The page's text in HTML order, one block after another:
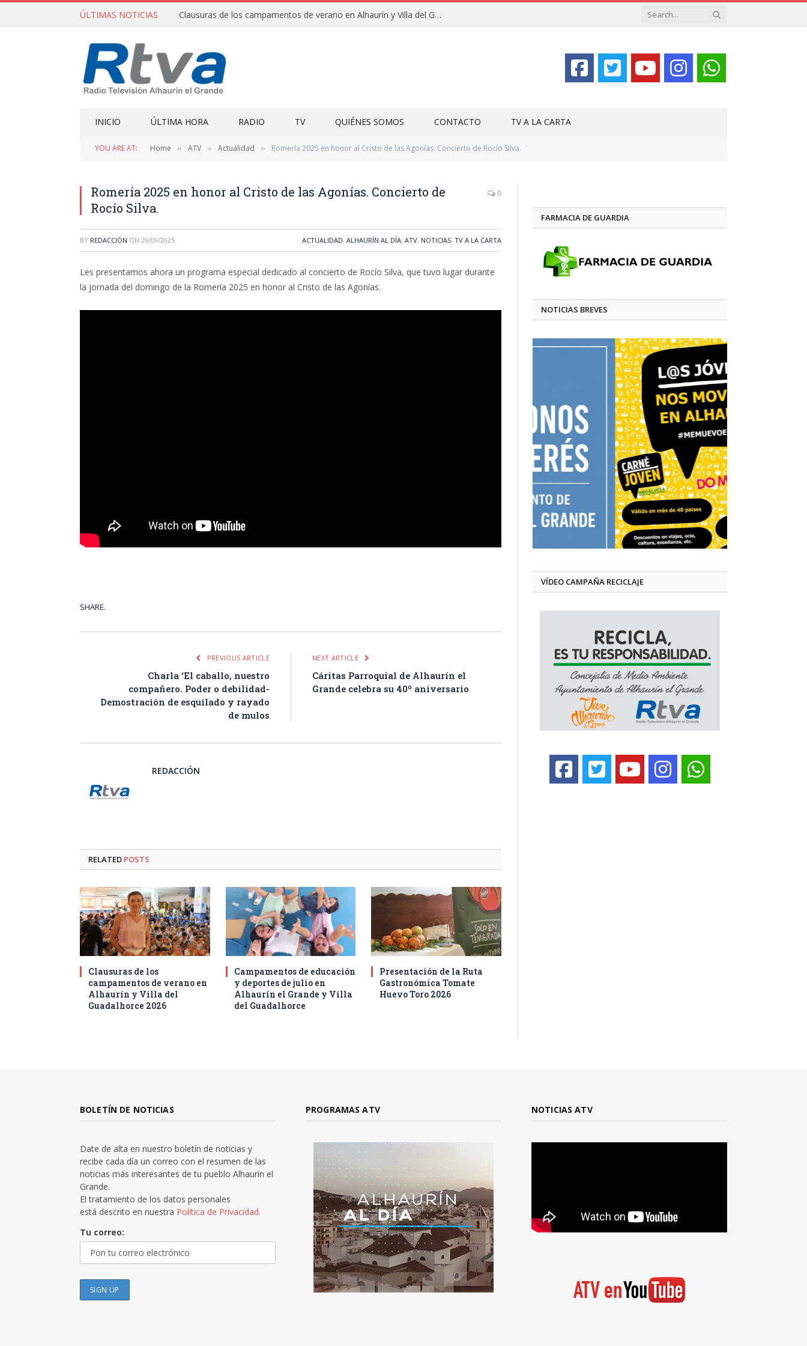
ÚLTIMAS NOTICIAS Clausuras de los campamentos de verano en Alhaurín y Villa del Guadalhorce 2026
INICIO ÚLTIMA HORA RADIO TV QUIÉNES SOMOS CONTACTO TV A LA CARTA
YOU ARE AT: Home » ATV » Actualidad » Romería 2025 en honor al Cristo de las Agonías. Concierto de Rocío Silva.
Romería 2025 en honor al Cristo de las Agonías. Concierto de
Rocío Silva.
0
BY REDACCIÓN ON 29/09/2025 ACTUALIDAD, ALHAURÍN AL DÍA, ATV, NOTICIAS, TV A LA CARTA
Les presentamos ahora un programa especial dedicado al concierto de Rocío Silva, que tuvo lugar durante
la jornada del domingo de la Romería 2025 en honor al Cristo de las Agonías.
SHARE.
PREVIOUS ARTICLE
Charla ‘El caballo, nuestro
compañero. Poder o debilidad-
Demostración de esquilado y rayado
de mulos
NEXT ARTICLE
Cáritas Parroquial de Alhaurín el
Grande celebra su 40º aniversario
REDACCIÓN
RELATED POSTS
Clausuras de los
campamentos de verano en
Alhaurín y Villa del
Guadalhorce 2026
Campamentos de educación
y deportes de julio en
Alhaurín el Grande y Villa
del Guadalhorce
Presentación de la Ruta
Gastronómica Tomate
Huevo Toro 2026
FARMACIA DE GUARDIA
NOTICIAS BREVES
VÍDEO CAMPAÑA RECICLAJE
BOLETÍN DE NOTICIAS
Date de alta en nuestro boletín de noticias y
recibe cada día un correo con el resumen de las
noticias más interesantes de tu pueblo Alhaurín el
Grande.
El tratamiento de los datos personales
está descrito en nuestra Política de Privacidad.
Tu correo:
PROGRAMAS ATV NOTICIAS ATV